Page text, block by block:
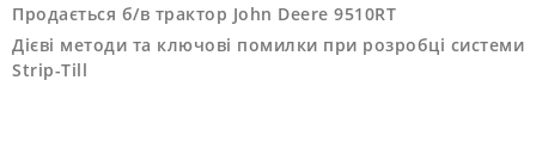
Продається б/в трактор John Deere 9510RT
Дієві методи та ключові помилки при розробці системи
Strip-Till